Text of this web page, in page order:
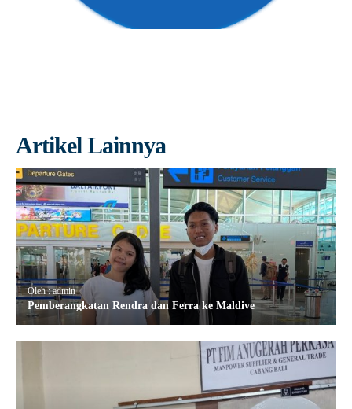
Artikel Lainnya
Oleh : admin
Pemberangkatan Rendra dan Ferra ke Maldive